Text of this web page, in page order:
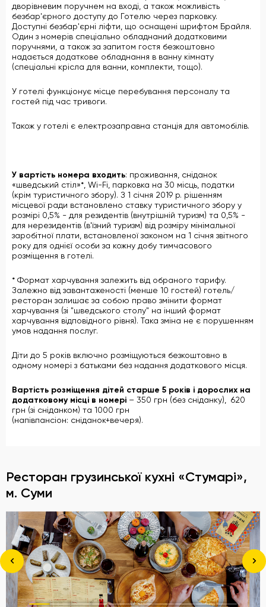
дворівневим поручнем на вході, а також можливість
безбар'єрного доступу до Готелю через парковку.
Доступні безбар'єрні ліфти, що оснащені шрифтом Брайля.
Один з номерів спеціально обладнаний додатковими
поручнями, а також за запитом гостя безкоштовно
надається додаткове обладнання в ванну кімнату
(спеціальні крісла для ванни, комплекти, тощо).
У готелі функціонує місце перебування персоналу та
гостей під час тривоги.
Також у готелі є електрозаправна станція для автомобілів.
У вартість номера входить: проживання, сніданок
«шведський стіл»*, Wi-Fi, парковка на 30 місць, податки
(крім туристичного збору). З 1 січня 2019 р. рішенням
місцевої ради встановлено ставку туристичного збору у
розмірі 0,5% - для резидентів (внутрішній туризм) та 0,5% -
для нерезидентів (в'їзний туризм) від розміру мінімальної
заробітної плати, встановленої законом на 1 січня звітного
року для однієї особи за кожну добу тимчасового
розміщення в готелі.
* Формат харчування залежить від обраного тарифу.
Залежно від завантаженості (менше 10 гостей) готель/
ресторан залишає за собою право змінити формат
харчування (зі "шведського столу" на інший формат
харчування відповідного рівня). Така зміна не є порушенням
умов надання послуг.
Діти до 5 років включно розміщуються безкоштовно в
одному номері з батьками без надання додаткового місця.
Вартість розміщення дітей старше 5 років і дорослих на
додатковому місці в номері – 350 грн (без сніданку), 620
грн (зі сніданком) та 1000 грн
(напівпансіон: сніданок+вечеря).
Ресторан грузинської кухні «Стумарі»,
м. Суми